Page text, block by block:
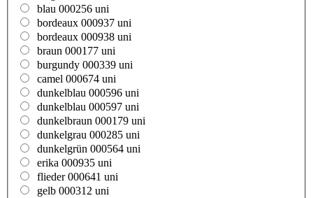
blau 000256 uni
bordeaux 000937 uni
bordeaux 000938 uni
braun 000177 uni
burgundy 000339 uni
camel 000674 uni
dunkelblau 000596 uni
dunkelblau 000597 uni
dunkelbraun 000179 uni
dunkelgrau 000285 uni
dunkelgrün 000564 uni
erika 000935 uni
flieder 000641 uni
gelb 000312 uni